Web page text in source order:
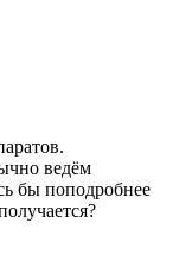
ведём
бы поподробнее